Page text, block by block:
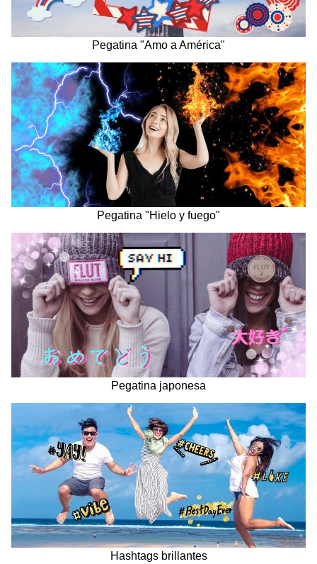
Pegatina "Amo a América"
Pegatina "Hielo y fuego"
Pegatina japonesa
Hashtags brillantes